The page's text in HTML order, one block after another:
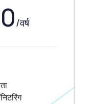
/वर्ष